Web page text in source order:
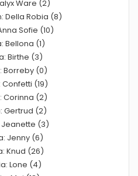
Ware (2)
Della Robia (8)
Sofie (10)
Bellona (1)
Birthe (3)
Borreby (0)
(19)
Corinna (2)
Gertrud (2)
Jeanette (3)
Jenny (6)
Knud (26)
Lone (4)